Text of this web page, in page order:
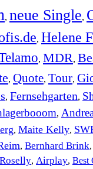
, neue Single,
, Helene
, MDR,
, Quote, Tour,
, Fernsehgarten,
,
, Maite Kelly,
, Bernhard Brink,
, Airplay, Best